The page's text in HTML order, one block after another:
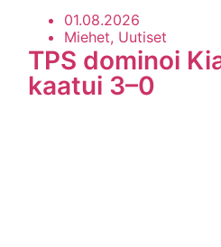
01.08.2026
Miehet, Uutiset
TPS dominoi
kaatui 3–0